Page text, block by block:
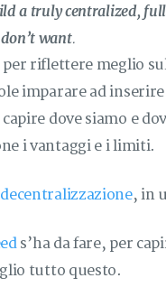
a truly centralized,
want.
riflettere meglio
imparare ad
dove siamo e
i vantaggi e i limiti.
, in
s’ha da fare, per
tutto questo.